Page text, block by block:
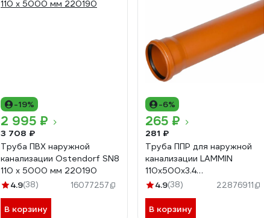
-19%
2 995 ₽
3 708 ₽
Труба ПВХ наружной
канализации Ostendorf SN8
110 х 5000 мм 220190
4.9(38) 16077257
В корзину
-6%
265 ₽
281 ₽
Труба ППР для наружной
канализации LAMMIN
110x500x3.4
Lm36101000500
4.9(38) 22876911
В корзину